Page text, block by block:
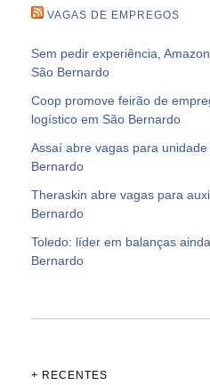
VAGAS DE EMPREGOS
Sem pedir experiência,
São Bernardo
Coop promove feirão de
logístico em São Bernardo
Assaí abre vagas para
Bernardo
Theraskin abre vagas para
Bernardo
Toledo: líder em balanças
Bernardo
+ RECENTES